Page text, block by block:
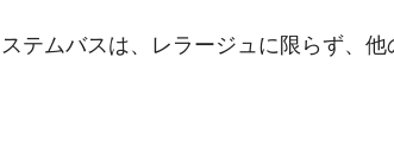
テムバスは、レラージュに限らず、